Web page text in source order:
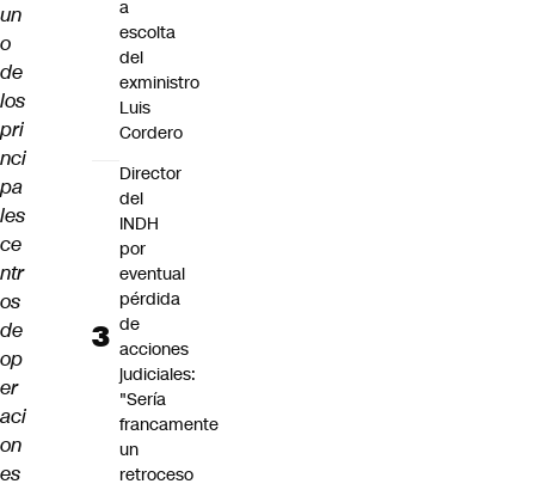
un
o
de
los
pri
nci
pa
les
ce
ntr
os
de
op
er
aci
on
es
a
escolta
del
exministro
Luis
Cordero
Director
del
INDH
por
eventual
pérdida
de
acciones
judiciales:
"Sería
francamente
un
retroceso